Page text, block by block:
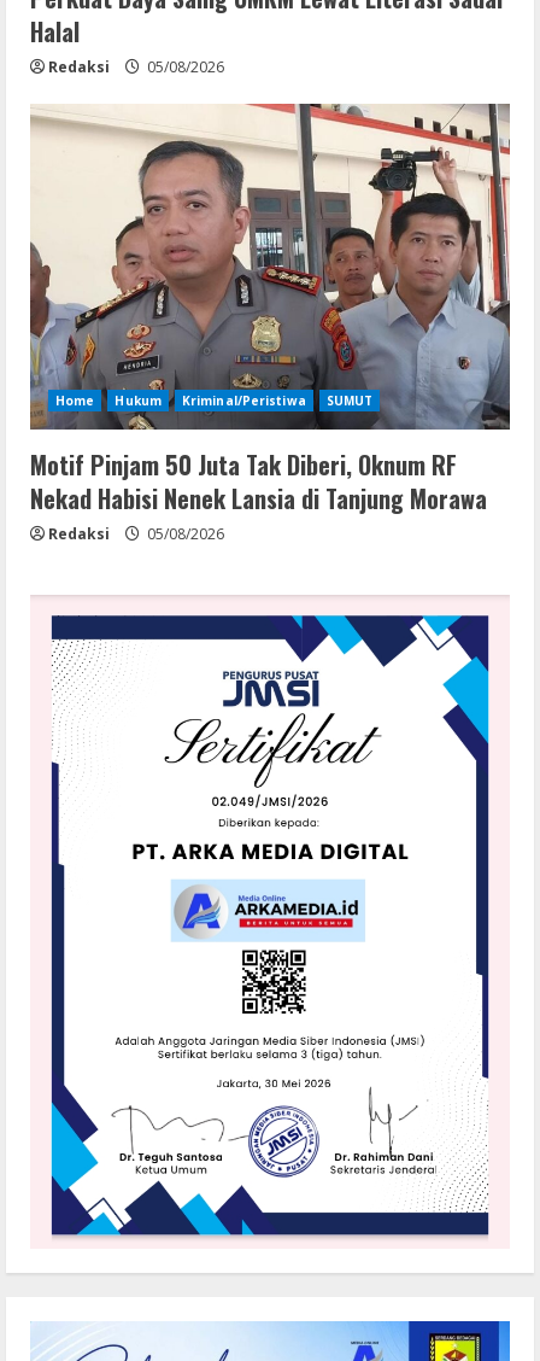
Halal
Redaksi 05/08/2026
Home Hukum Kriminal/Peristiwa SUMUT
Motif Pinjam 50 Juta Tak Diberi, Oknum RF
Nekad Habisi Nenek Lansia di Tanjung Morawa
Redaksi 05/08/2026